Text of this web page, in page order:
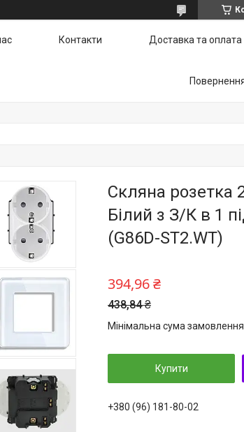
Контакти Доставка та оплата
Скляна розетка
Білий з З/К в 1
(G86D-ST2.WT)
438,84 ₴
394,96 ₴
Мінімальна сума
Купити
+380 (96) 181-80-02